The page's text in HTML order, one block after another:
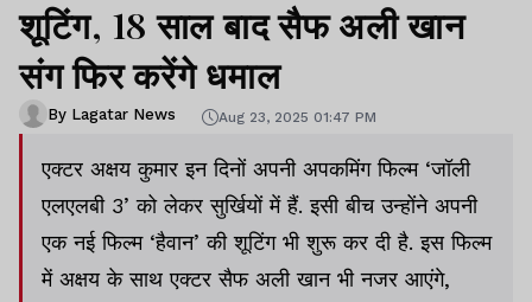
शूटिंग, 18 साल बाद सैफ अली खान
संग फिर करेंगे धमाल
By Lagatar News Aug 23, 2025 01:47 PM
एक्टर अक्षय कुमार इन दिनों अपनी अपकमिंग फिल्म ‘जॉली
एलएलबी 3’ को लेकर सुर्खियों में हैं. इसी बीच उन्होंने अपनी
एक नई फिल्म ‘हैवान’ की शूटिंग भी शुरू कर दी है. इस फिल्म
में अक्षय के साथ एक्टर सैफ अली खान भी नजर आएंगे,